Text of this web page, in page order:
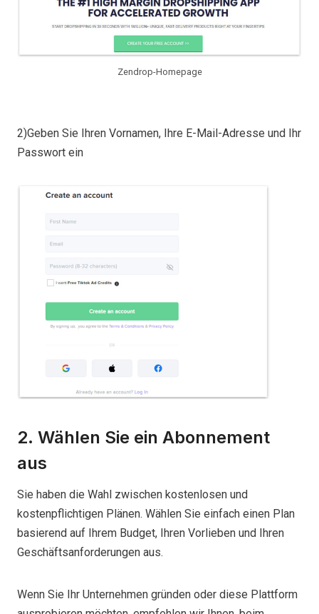
Zendrop-Homepage
2)Geben Sie Ihren Vornamen, Ihre E-Mail-Adresse und Ihr
Passwort ein
2. Wählen Sie ein Abonnement
aus
Sie haben die Wahl zwischen kostenlosen und
kostenpflichtigen Plänen. Wählen Sie einfach einen Plan
basierend auf Ihrem Budget, Ihren Vorlieben und Ihren
Geschäftsanforderungen aus.
Wenn Sie Ihr Unternehmen gründen oder diese Plattform